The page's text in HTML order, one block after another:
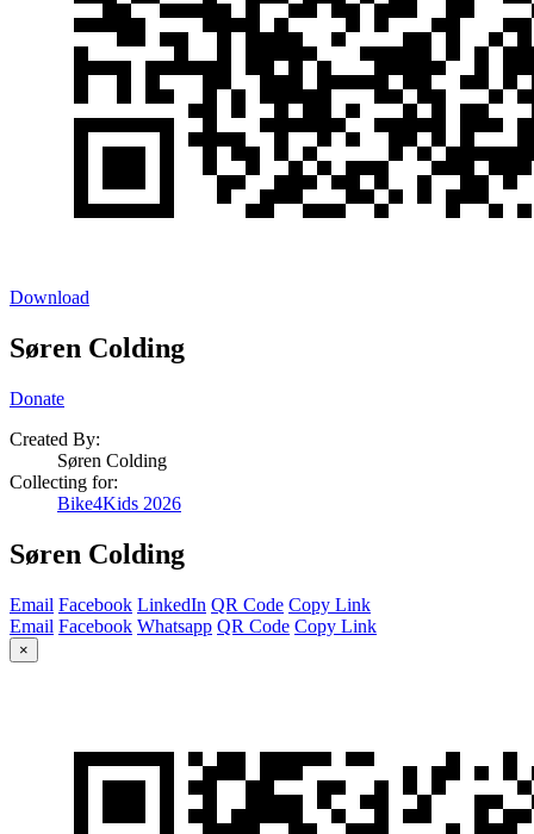
Download
Søren Colding
Donate
Created By:
Søren Colding
Collecting for:
Bike4Kids 2026
Søren Colding
Email Facebook LinkedIn QR Code Copy Link
Email Facebook Whatsapp QR Code Copy Link
×